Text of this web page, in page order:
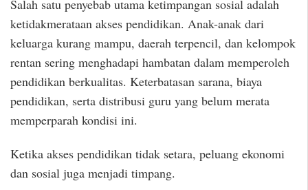
Salah satu penyebab utama ketimpangan sosial adalah
ketidakmerataan akses pendidikan. Anak-anak dari
keluarga kurang mampu, daerah terpencil, dan kelompok
rentan sering menghadapi hambatan dalam memperoleh
pendidikan berkualitas. Keterbatasan sarana, biaya
pendidikan, serta distribusi guru yang belum merata
memperparah kondisi ini.
Ketika akses pendidikan tidak setara, peluang ekonomi
dan sosial juga menjadi timpang.